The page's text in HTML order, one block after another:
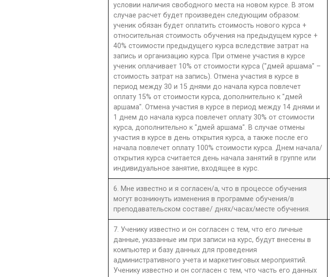
условии наличия свободного места на новом курсе. В этом
случае расчет будет произведен следующим образом:
ученик обязан будет оплатить стоимость нового курса +
относительная стоимость обучения на предыдущем курсе +
40% стоимости предыдущего курса вследствие затрат на
запись и организацию курса. При отмене участия в курсе
ученик оплачивает 10% от стоимости курса ("дмей аршама" –
стоимость затрат на запись). Отмена участия в курсе в
период между 30 и 15 днями до начала курса повлечет
оплату 15% от стоимости курса, дополнительно к "дмей
аршама". Отмена участия в курсе в период между 14 днями и
1 днем до начала курса повлечет оплату 30% от стоимости
курса, дополнительно к "дмей аршама". В случае отмены
участия в курсе в день открытия курса, а также после его
начала повлечет оплату 100% стоимости курса. Днем начала/
открытия курса считается день начала занятий в группе или
индивидуальное занятие, входящее в курс.
6. Мне известно и я согласен/а, что в процессе обучения
могут возникнуть изменения в программе обучения/в
преподавательском составе/ днях/часах/месте обучения.
7. Ученику известно и он согласен с тем, что его личные
данные, указанные им при записи на курс, будут внесены в
компьютер и базу данных для проведения
административного учета и маркетинговых мероприятий.
Ученику известно и он согласен с тем, что часть его данных